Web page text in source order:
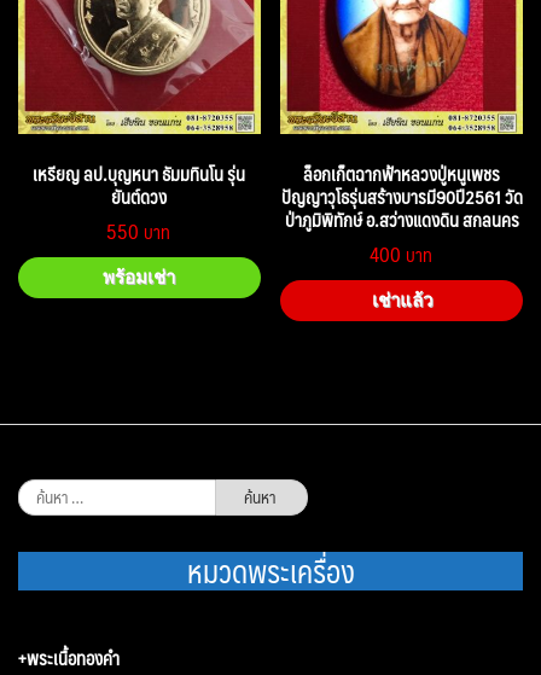
เหรียญ ลป.บุญหนา ธัมมทินโน รุ่น
ยันต์ดวง
550
พร้อมเช่า
ล็อกเก็ตฉากฟ้าหลวงปู่หนูเพชร
ปัญญาวุโธรุ่นสร้างบารมี90ปี2561 วัด
ป่าภูมิพิทักษ์ อ.สว่างแดงดิน สกลนคร
400
เช่าแล้ว
ค้นหา
สำหรับ:
หมวดพระเครื่อง
+พระเนื้อทองคำ